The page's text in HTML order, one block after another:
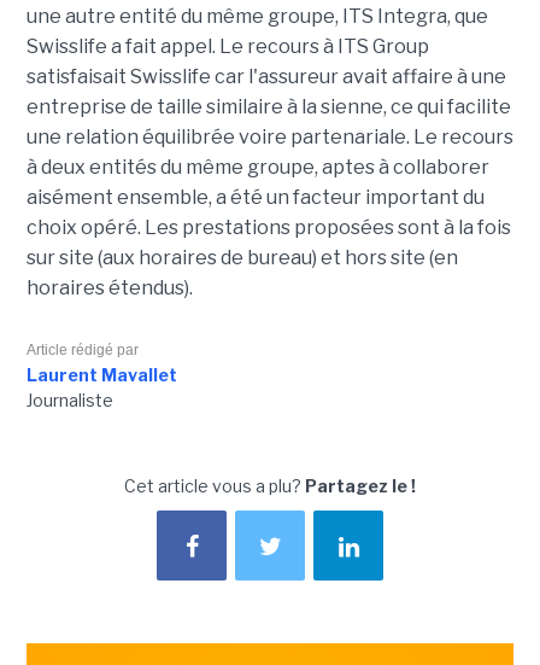
une autre entité du même groupe, ITS Integra, que
Swisslife a fait appel. Le recours à ITS Group
satisfaisait Swisslife car l'assureur avait affaire à une
entreprise de taille similaire à la sienne, ce qui facilite
une relation équilibrée voire partenariale. Le recours
à deux entités du même groupe, aptes à collaborer
aisément ensemble, a été un facteur important du
choix opéré. Les prestations proposées sont à la fois
sur site (aux horaires de bureau) et hors site (en
horaires étendus).
Article rédigé par
Laurent Mavallet
Journaliste
Cet article vous a plu? Partagez le !